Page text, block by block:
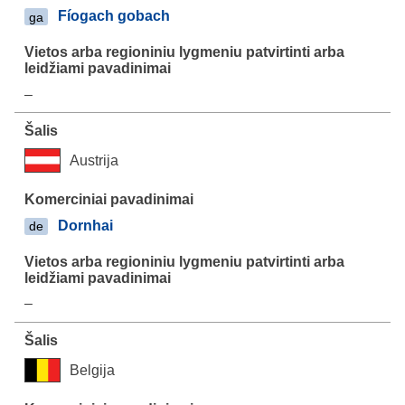
ga Fíogach gobach
–
Austrija
de Dornhai
–
Belgija